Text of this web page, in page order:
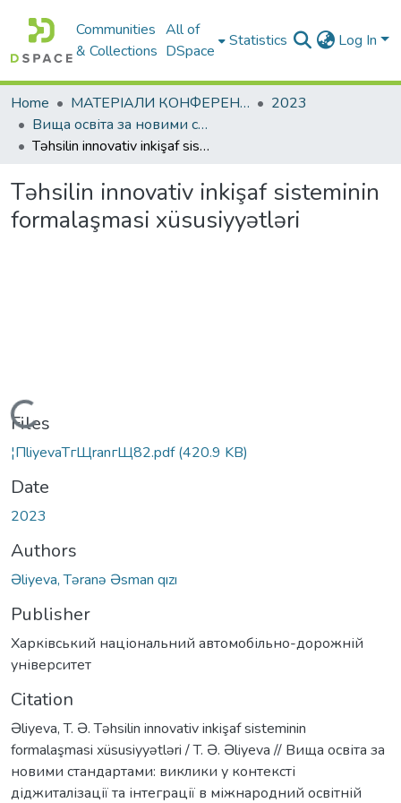
Communities
& Collections
All of
DSpace
Statistics Log In
Home МАТЕРІАЛИ КОНФЕРЕНЦІЙ
2023
Вища освіта за новими стандартами: виклики у контексті діджиталізації та інтеграції в міжнародний освітній простір
Təhsilin innovativ inkişaf sisteminin formalaşmasi xüsusiyyətləri
Təhsilin innovativ inkişaf sisteminin
formalaşmasi xüsusiyyətləri
Loading...
Files
¦ПliyevaTгЩranгЩ82.pdf(420.9 KB)
Date
2023
Authors
Əliyeva, Təranə Əsman qızı
Publisher
Харківський національний автомобільно-дорожній
університет
Citation
Əliyeva, T. Ə. Təhsilin innovativ inkişaf sisteminin
formalaşmasi xüsusiyyətləri / T. Ə. Əliyeva // Вища освіта за
новими стандартами: виклики у контексті
діджиталізації та інтеграції в міжнародний освітній